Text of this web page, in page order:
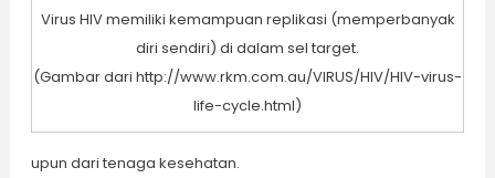
Virus HIV memiliki kemampuan replikasi (memperbanyak
diri sendiri) di dalam sel target.
(Gambar dari http://www.rkm.com.au/VIRUS/HIV/HIV-virus-
life-cycle.html)
upun dari tenaga kesehatan.